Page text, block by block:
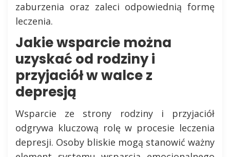
zaburzenia oraz zaleci odpowiednią formę
leczenia.
Jakie wsparcie można
uzyskać od rodziny i
przyjaciół w walce z
depresją
Wsparcie ze strony rodziny i przyjaciół
odgrywa kluczową rolę w procesie leczenia
depresji. Osoby bliskie mogą stanowić ważny